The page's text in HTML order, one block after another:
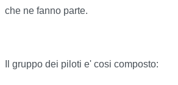
che ne fanno parte.
Il gruppo dei piloti e' cosi composto: